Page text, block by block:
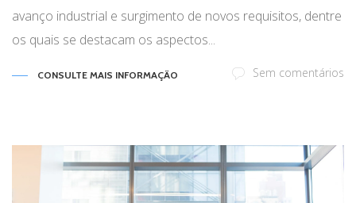
avanço industrial e surgimento de novos requisitos, dentre
os quais se destacam os aspectos...
CONSULTE MAIS INFORMAÇÃO Sem comentários